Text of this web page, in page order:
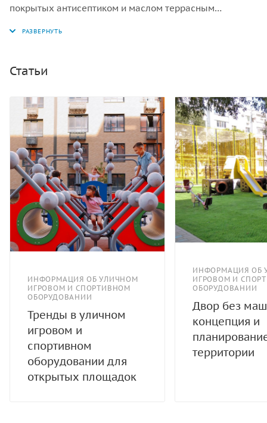
покрытых антисептиком и маслом террасным
изготовлены из влагостойкой фанеры/HPL. Зацепы для
Статьи
ИНФОРМАЦИЯ ОБ УЛИЧНОМ
ИГРОВОМ И СПОРТИВНОМ
ОБОРУДОВАНИИ
Тренды в уличном
игровом и
спортивном
оборудовании для
открытых площадок
ИНФОРМАЦИЯ ОБ
ИГРОВОМ И
ОБОРУДОВАНИИ
Двор без
концепция и
территории